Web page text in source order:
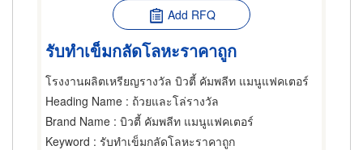
Add RFQ
รับทำเข็มกลัดโลหะราคาถูก
โรงงานผลิตเหรียญรางวัล บิวตี้ คัมพลีท แมนูแฟคเตอร์
Heading Name : ถ้วยและโล่รางวัล
Brand Name : บิวตี้ คัมพลีท แมนูแฟคเตอร์
Keyword : รับทำเข็มกลัดโลหะราคาถูก